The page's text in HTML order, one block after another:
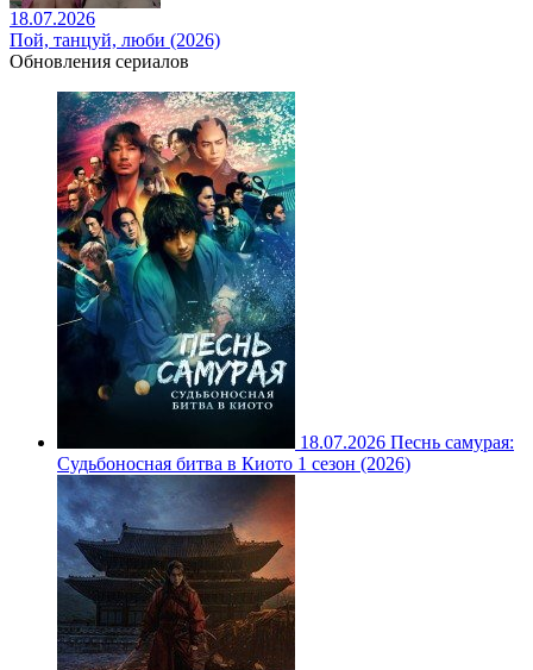
18.07.2026
Пой, танцуй, люби (2026)
Обновления сериалов
18.07.2026 Песнь самурая:
Судьбоносная битва в Киото 1 сезон (2026)